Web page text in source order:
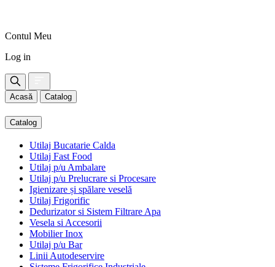
Contul Meu
Log in
Acasă Catalog
Catalog
Utilaj Bucatarie Calda
Utilaj Fast Food
Utilaj p/u Ambalare
Utilaj p/u Prelucrare si Procesare
Igienizare și spălare veselă
Utilaj Frigorific
Dedurizator si Sistem Filtrare Apa
Vesela si Accesorii
Mobilier Inox
Utilaj p/u Bar
Linii Autodeservire